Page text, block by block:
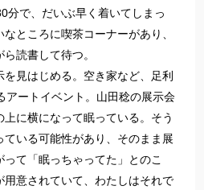
分で、だいぶ早く着いてしまっ
ところに喫茶コーナーがあり、
読書して待つ。
見はじめる。空き家など、足利
アートイベント。山田稔の展示会
に横になって眠っている。そう
いる可能性があり、そのまま展
て「眠っちゃってた」とのこ
用意されていて、わたしはそれで